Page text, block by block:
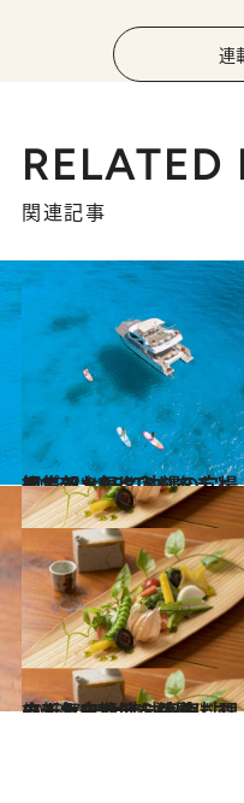
連
RELATED
関連記事
2018.8.28
編集部お気に入りをまとめてチェック 沖縄の穴場スポットBEST8
旅＆お出かけ
2018.7.15
ウチナーンチュも虜にする人気店で 琉球家庭料理の新たな境地を体験
旅＆お出かけ